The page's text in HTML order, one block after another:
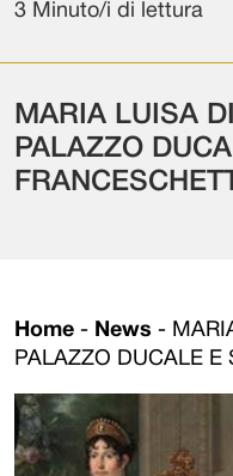
3 Minuto/i di lettura
MARIA LUISA
PALAZZO
Home - News -
PALAZZO DUCALE E